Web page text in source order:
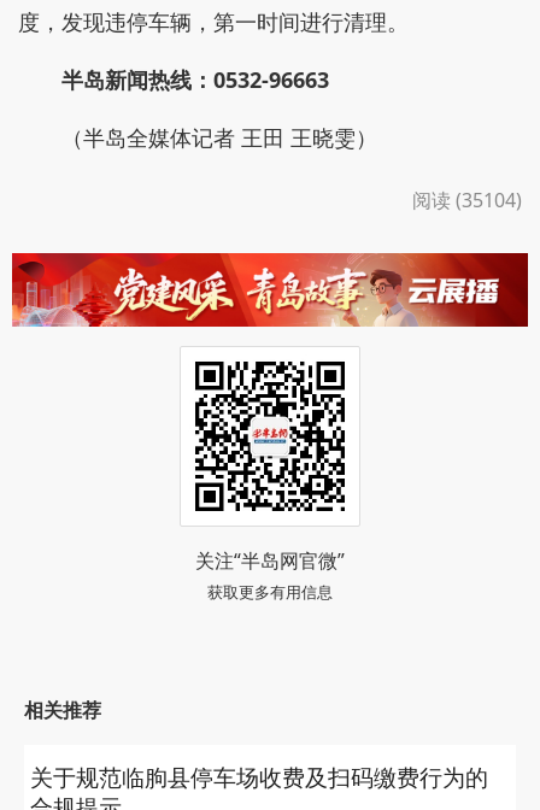
度，发现违停车辆，第一时间进行清理。
半岛新闻热线：0532-96663
（半岛全媒体记者 王田 王晓雯）
阅读 (35104)
关注“半岛网官微”
获取更多有用信息
相关推荐
关于规范临朐县停车场收费及扫码缴费行为的